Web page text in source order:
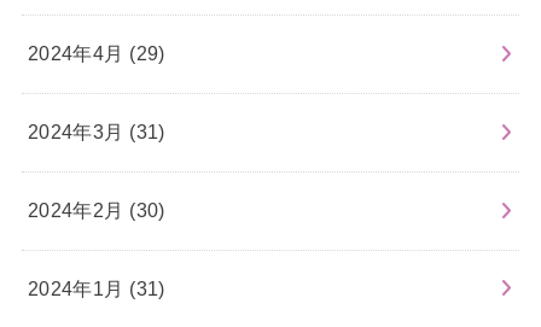
2024年4月 (29)
2024年3月 (31)
2024年2月 (30)
2024年1月 (31)